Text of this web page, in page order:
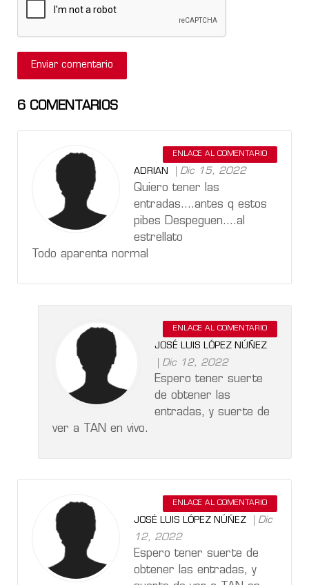
6 COMENTARIOS
ENLACE AL COMENTARIO
ADRIAN Dic 15, 2022
Quiero tener las
entradas....antes q estos
pibes Despeguen....al
estrellato
Todo aparenta normal
ENLACE AL COMENTARIO
JOSÉ LUIS LÓPEZ NÚÑEZ
Dic 12, 2022
Espero tener suerte
de obtener las
entradas, y suerte de
ver a TAN en vivo.
ENLACE AL COMENTARIO
JOSÉ LUIS LÓPEZ NÚÑEZ
Dic
12, 2022
Espero tener suerte de
obtener las entradas, y